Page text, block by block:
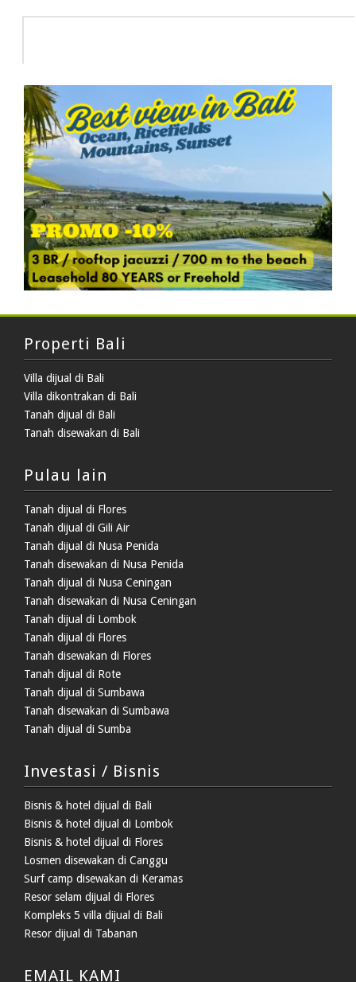
Properti Bali
Villa dijual di Bali
Villa dikontrakan di Bali
Tanah dijual di Bali
Tanah disewakan di Bali
Pulau lain
Tanah dijual di Flores
Tanah dijual di Gili Air
Tanah dijual di Nusa Penida
Tanah disewakan di Nusa Penida
Tanah dijual di Nusa Ceningan
Tanah disewakan di Nusa Ceningan
Tanah dijual di Lombok
Tanah dijual di Flores
Tanah disewakan di Flores
Tanah dijual di Rote
Tanah dijual di Sumbawa
Tanah disewakan di Sumbawa
Tanah dijual di Sumba
Investasi / Bisnis
Bisnis & hotel dijual di Bali
Bisnis & hotel dijual di Lombok
Bisnis & hotel dijual di Flores
Losmen disewakan di Canggu
Surf camp disewakan di Keramas
Resor selam dijual di Flores
Kompleks 5 villa dijual di Bali
Resor dijual di Tabanan
EMAIL KAMI